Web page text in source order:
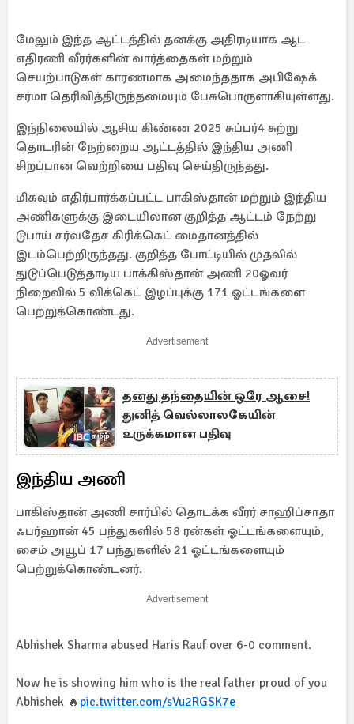
மேலும் இந்த ஆட்டத்தில் தனக்கு அதிரடியாக ஆட
எதிரணி வீரர்களின் வார்த்தைகள் மற்றும்
செயற்பாடுகள் காரணமாக அமைந்ததாக அபிஷேக்
சர்மா தெரிவித்திருந்தமையும் பேசுபொருளாகியுள்ளது.
இந்நிலையில் ஆசிய கிண்ண 2025 சுப்பர்4 சுற்று
தொடரின் நேற்றைய ஆட்டத்தில் இந்திய அணி
சிறப்பான வெற்றியை பதிவு செய்திருந்தது.
மிகவும் எதிர்பார்க்கப்பட்ட பாகிஸ்தான் மற்றும் இந்திய
அணிகளுக்கு இடையிலான குறித்த ஆட்டம் நேற்று
டுபாய் சர்வதேச கிரிக்கெட் மைதானத்தில்
இடம்பெற்றிருந்தது. குறித்த போட்டியில் முதலில்
துடுப்பெடுத்தாடிய பாக்கிஸ்தான் அணி 20ஓவர்
நிறைவில் 5 விக்கெட் இழப்புக்கு 171 ஓட்டங்களை
பெற்றுக்கொண்டது.
Advertisement
தனது தந்தையின் ஒரே ஆசை!
துனித் வெல்லாலகேயின்
உருக்கமான பதிவு
இந்திய அணி
பாகிஸ்தான் அணி சார்பில் தொடக்க வீரர் சாஹிப்சாதா
ஃபர்ஹான் 45 பந்துகளில் 58 ரன்கள் ஓட்டங்களையும்,
சைம் அயூப் 17 பந்துகளில் 21 ஓட்டங்களையும்
பெற்றுக்கொண்டனர்.
Advertisement
Abhishek Sharma abused Haris Rauf over 6-0 comment.
Now he is showing him who is the real father proud of you
Abhishek 🔥 pic.twitter.com/sVu2RGSK7e